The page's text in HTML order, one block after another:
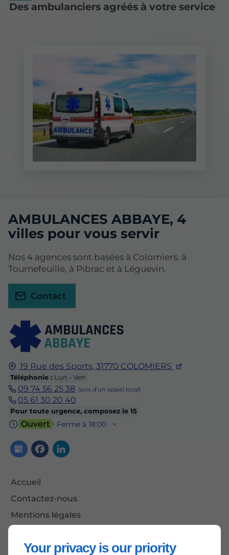
Your privacy is our priority
Des ambulanciers agréés à votre service
19 Rue des Sports,31770 COLOMIERS
Téléphonie : Lun - Ven
09 74 56 25 38
05 61 30 20 40
Pour toute urgence, composez le 15
Ouvert ⋅ Ferme à 18:00
Accueil
Contactez-nous
Mentions légales
AMBULANCES ABBAYE, 4
villes pour vous servir
Nos 4 agences sont basées à Colomiers, à
Tournefeuille, à Pibrac et à Léguevin.
Contact